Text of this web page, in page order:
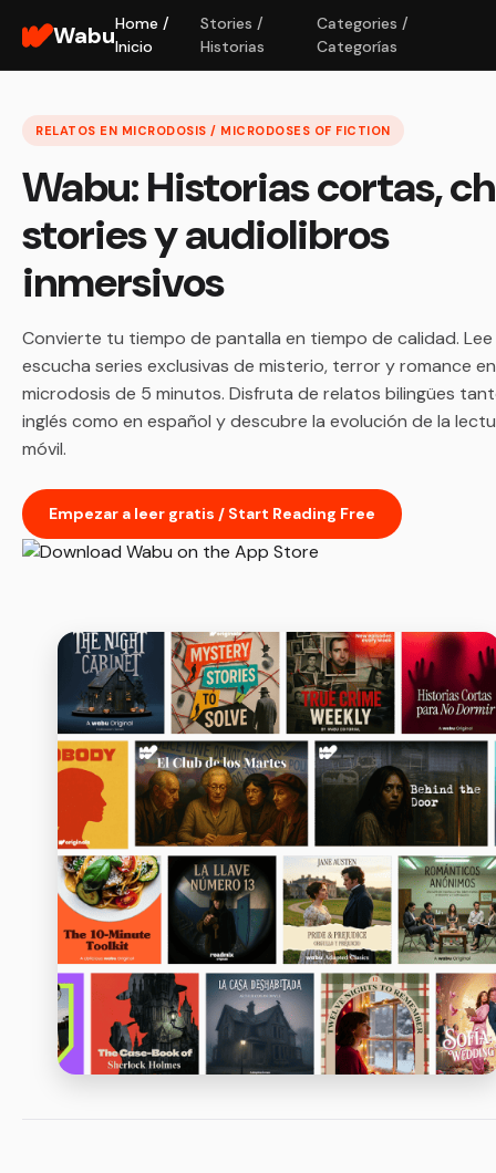
WabuHome /
Inicio
Stories /
Historias
Categories /
Categorías
RELATOS EN MICRODOSIS / MICRODOSES OF FICTION
Wabu: Historias cortas,
stories y audiolibros
inmersivos
Convierte tu tiempo de pantalla en tiempo de calidad.
escucha series exclusivas de misterio, terror y romance en
microdosis de 5 minutos. Disfruta de relatos bilingües
inglés como en español y descubre la evolución de la
móvil.
Empezar a leer gratis / Start Reading Free